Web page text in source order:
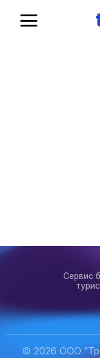
Сервис
© 2026 ООО